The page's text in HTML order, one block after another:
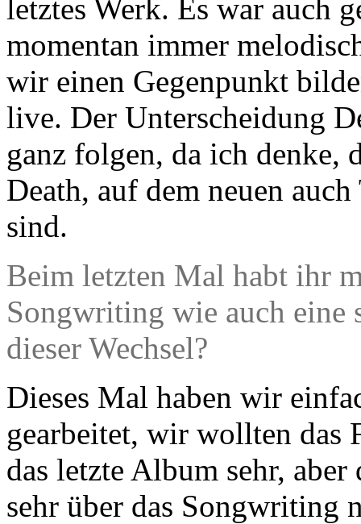
letztes Werk. Es war auch
momentan immer
wir einen Gegenpunkt
live. Der Unterscheidung
ganz folgen, da ich denke,
Death, auf dem neuen
sind.
Beim letzten Mal habt ihr
Songwriting wie auch eine
dieser Wechsel?
Dieses Mal haben wir
gearbeitet, wir wollten das
das letzte Album sehr,
sehr über das Songwriting